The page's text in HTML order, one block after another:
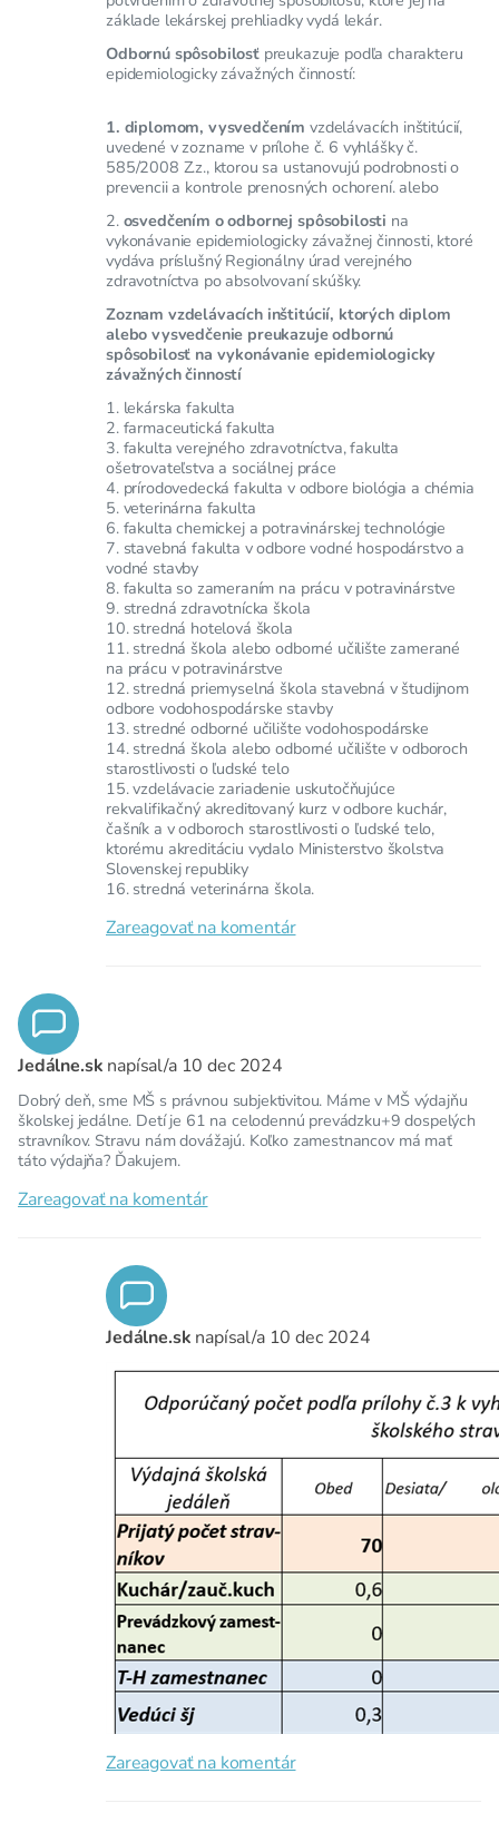
základe lekárskej prehliadky vydá lekár.
Odbornú spôsobilosťpreukazuje podľa charakteru
epidemiologicky závažných činností:
1. diplomom, vysvedčením vzdelávacích inštitúcií,
uvedené v zozname v prílohe č. 6 vyhlášky č.
585/2008 Z.z., ktorou sa ustanovujú podrobnosti o
prevencii a kontrole prenosných ochorení. alebo
2. osvedčením o odbornej spôsobilosti na
vykonávanie epidemiologicky závažnej činnosti, ktoré
vydáva príslušný Regionálny úrad verejného
zdravotníctva po absolvovaní skúšky.
Zoznam vzdelávacích inštitúcií, ktorých diplom
alebo vysvedčenie preukazuje odbornú
spôsobilosť na vykonávanie epidemiologicky
závažných činností
1. lekárska fakulta
2. farmaceutická fakulta
3. fakulta verejného zdravotníctva, fakulta
ošetrovateľstva a sociálnej práce
4. prírodovedecká fakulta v odbore biológia a chémia
5. veterinárna fakulta
6. fakulta chemickej a potravinárskej technológie
7. stavebná fakulta v odbore vodné hospodárstvo a
vodné stavby
8. fakulta so zameraním na prácu v potravinárstve
9. stredná zdravotnícka škola
10. stredná hotelová škola
11. stredná škola alebo odborné učilište zamerané
na prácu v potravinárstve
12. stredná priemyselná škola stavebná v študijnom
odbore vodohospodárske stavby
13. stredné odborné učilište vodohospodárske
14. stredná škola alebo odborné učilište v odboroch
starostlivosti o ľudské telo
15. vzdelávacie zariadenie uskutočňujúce
rekvalifikačný akreditovaný kurz v odbore kuchár,
čašník a v odboroch starostlivosti o ľudské telo,
ktorému akreditáciu vydalo Ministerstvo školstva
Slovenskej republiky
16. stredná veterinárna škola.
Zareagovať na komentár
Jedálne.sk napísal/a 10 dec 2024
Dobrý deň, sme MŠ s právnou subjektivitou. Máme v MŠ výdajňu
školskej jedálne. Detí je 61 na celodennú prevádzku+9 dospelých
stravníkov. Stravu nám dovážajú. Koľko zamestnancov má mať
táto výdajňa? Ďakujem.
Zareagovať na komentár
Jedálne.sk napísal/a 10 dec 2024
Zareagovať na komentár